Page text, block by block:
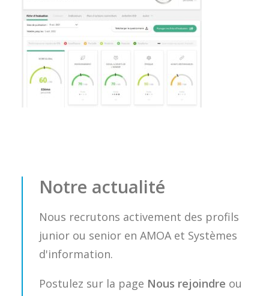
Notre actualité
Nous recrutons activement des profils
junior ou senior en AMOA et Systèmes
d'information.
Postulez sur la page Nous rejoindre ou